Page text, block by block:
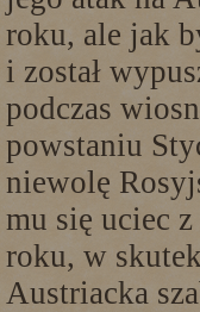
roku, ale jak
i został
podczas
powstaniu
niewolę
mu się uciec
roku, w
Austriacka